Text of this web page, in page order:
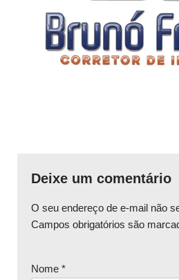
Deixe um comentário
O seu endereço de e-mail não
Campos obrigatórios são
Nome *